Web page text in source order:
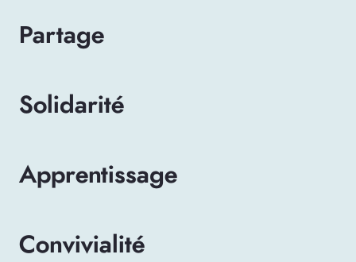
Partage
Solidarité
Apprentissage
Convivialité